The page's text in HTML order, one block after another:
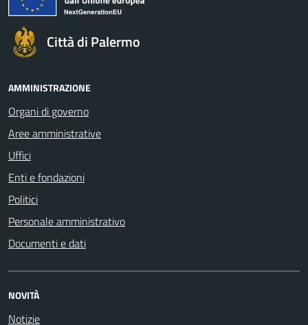
Città di Palermo
AMMINISTRAZIONE
Organi di governo
Aree amministrative
Uffici
Enti e fondazioni
Politici
Personale amministrativo
Documenti e dati
NOVITÀ
Notizie